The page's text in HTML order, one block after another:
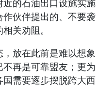
的石油出口设施实施
伙伴提出的、不要袭
关劝阻。
放在此前是难以想象
再是可靠盟友；更为
需要逐步摆脱跨大西